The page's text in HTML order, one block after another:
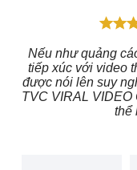
Nếu như quảng
tiếp xúc với video
được nói lên suy
TVC VIRAL VIDEO
thể